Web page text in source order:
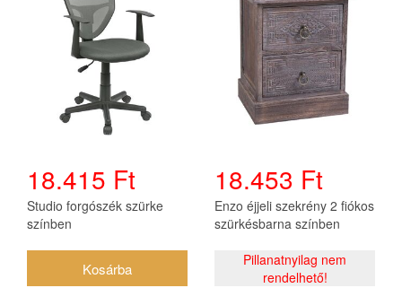
18.415 Ft
Studio forgószék szürke
színben
18.453 Ft
Enzo éjjeli szekrény 2 fiókos
szürkésbarna színben
Pillanatnyilag nem
rendelhető!